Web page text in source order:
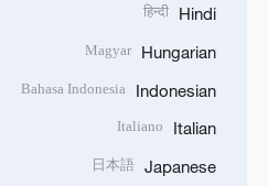
Hindi
हिन्दी
Hungarian
Magyar
Indonesian
Bahasa Indonesia
Italian
Italiano
Japanese
日本語